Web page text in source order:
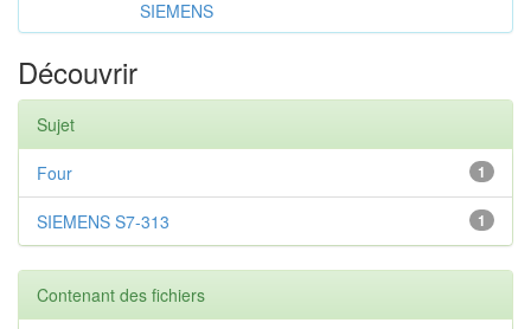
SIEMENS
Découvrir
Sujet
1
Four
1
SIEMENS S7-313
Contenant des fichiers